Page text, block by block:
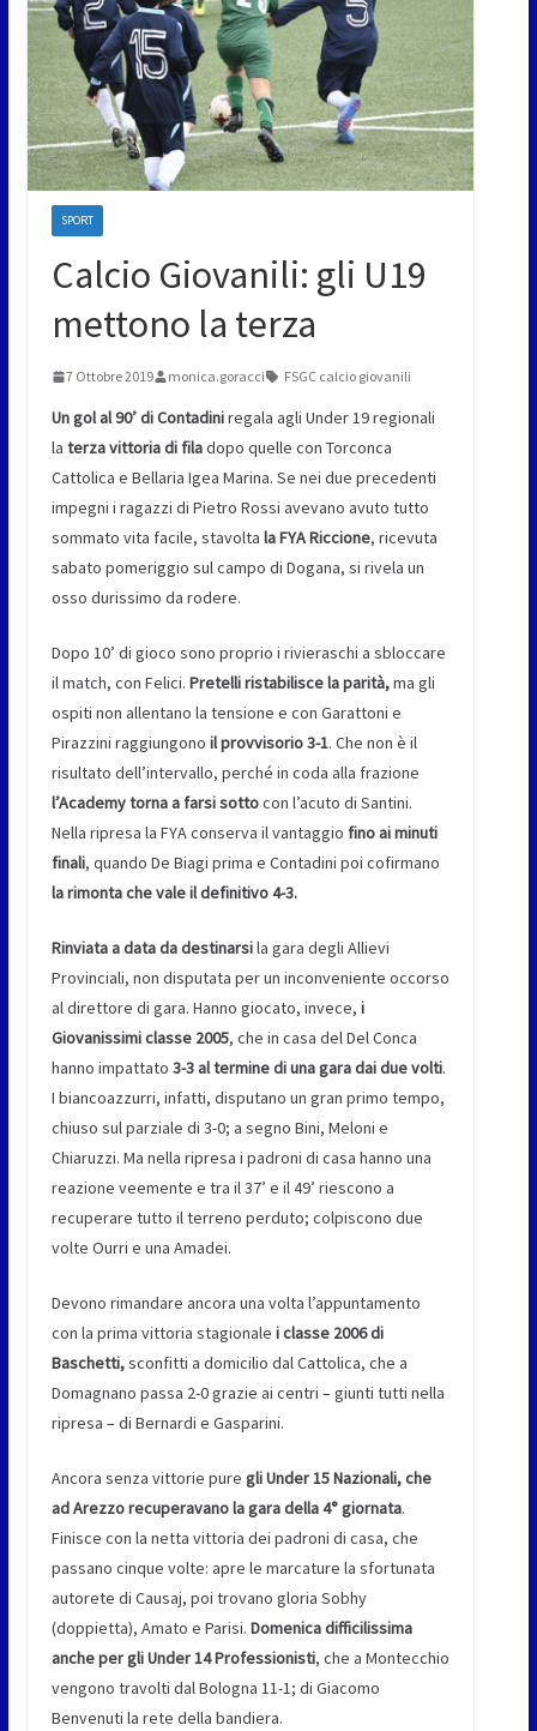
SPORT
Calcio Giovanili: gli U19
mettono la terza
7 Ottobre 2019 monica.goracci FSGC calcio giovanili
Un gol al 90’ di Contadiniregala agli Under 19 regionali
la terza vittoria di filadopo quelle con Torconca
Cattolica e Bellaria Igea Marina. Se nei due precedenti
impegni i ragazzi di Pietro Rossi avevano avuto tutto
sommato vita facile, stavolta la FYA Riccione, ricevuta
sabato pomeriggio sul campo di Dogana, si rivela un
osso durissimo da rodere.
Dopo 10’ di gioco sono proprio i rivieraschi a sbloccare
il match, con Felici. Pretelli ristabilisce la parità,ma gli
ospiti non allentano la tensione e con Garattoni e
Pirazzini raggiungono il provvisorio 3-1. Che non è il
risultato dell’intervallo, perché in coda alla frazione
l’Academy torna a farsi sottocon l’acuto di Santini.
Nella ripresa la FYA conserva il vantaggio fino ai minuti
finali, quando De Biagi prima e Contadini poi cofirmano
la rimonta che vale il definitivo 4-3.
Rinviata a data da destinarsila gara degli Allievi
Provinciali, non disputata per un inconveniente occorso
al direttore di gara. Hanno giocato, invece, i
Giovanissimi classe 2005, che in casa del Del Conca
hanno impattato 3-3 al termine di una gara dai due volti.
I biancoazzurri, infatti, disputano un gran primo tempo,
chiuso sul parziale di 3-0; a segno Bini, Meloni e
Chiaruzzi. Ma nella ripresa i padroni di casa hanno una
reazione veemente e tra il 37’ e il 49’ riescono a
recuperare tutto il terreno perduto; colpiscono due
volte Ourri e una Amadei.
Devono rimandare ancora una volta l’appuntamento
con la prima vittoria stagionale i classe 2006 di
Baschetti,sconfitti a domicilio dal Cattolica, che a
Domagnano passa 2-0 grazie ai centri – giunti tutti nella
ripresa – di Bernardi e Gasparini.
Ancora senza vittorie pure gli Under 15 Nazionali, che
ad Arezzo recuperavano la gara della 4° giornata.
Finisce con la netta vittoria dei padroni di casa, che
passano cinque volte: apre le marcature la sfortunata
autorete di Causaj, poi trovano gloria Sobhy
(doppietta), Amato e Parisi. Domenica difficilissima
anche per gli Under 14 Professionisti, che a Montecchio
vengono travolti dal Bologna 11-1; di Giacomo
Benvenuti la rete della bandiera.